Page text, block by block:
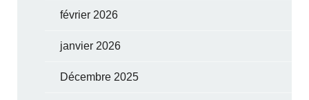
février 2026
janvier 2026
Décembre 2025